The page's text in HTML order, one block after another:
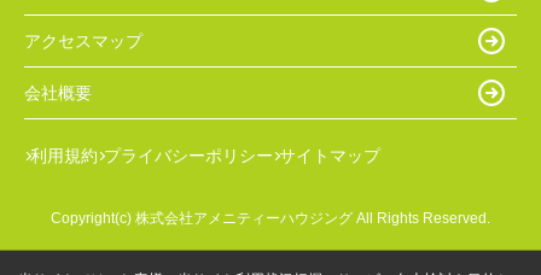
アクセスマップ
会社概要
利用規約 プライバシーポリシー サイトマップ
Copyright(c) 株式会社アメニティーハウジング All Rights Reserved.